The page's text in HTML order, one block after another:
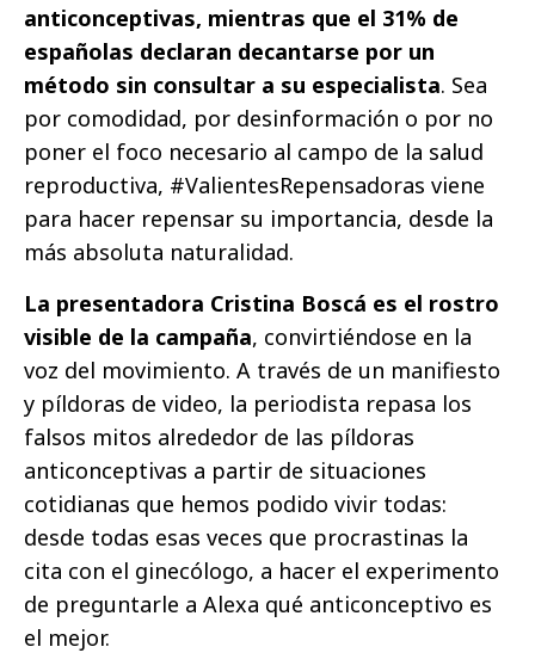
anticonceptivas, mientras que el 31% de
españolas declaran decantarse por un
método sin consultar a su especialista. Sea
por comodidad, por desinformación o por no
poner el foco necesario al campo de la salud
reproductiva, #ValientesRepensadoras viene
para hacer repensar su importancia, desde la
más absoluta naturalidad.
La presentadora Cristina Boscá es el rostro
visible de la campaña, convirtiéndose en la
voz del movimiento. A través de un manifiesto
y píldoras de video, la periodista repasa los
falsos mitos alrededor de las píldoras
anticonceptivas a partir de situaciones
cotidianas que hemos podido vivir todas:
desde todas esas veces que procrastinas la
cita con el ginecólogo, a hacer el experimento
de preguntarle a Alexa qué anticonceptivo es
el mejor.